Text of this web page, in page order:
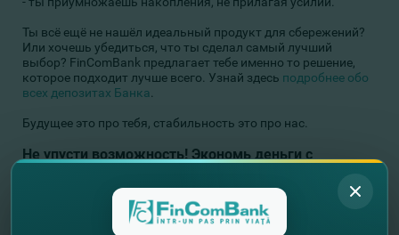
Ты всё ещё не нашёл идеальный продукт для сбережений?
Или хочешь убедиться, что ты сделал самый лучший
выбор? FinComBank предлагает тебе именно то решение,
которое подходит лучше всего. Узнай здесь подробнее обо
всех депозитах Банка
Будущее это про тебя, стабильность это про нас.
Не упусти возможность! Экономь деньги с